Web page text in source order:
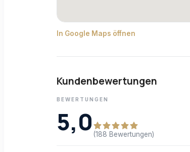
In Google Maps öffnen
Kundenbewertungen
BEWERTUNGEN
5,0 (188 Bewertungen)